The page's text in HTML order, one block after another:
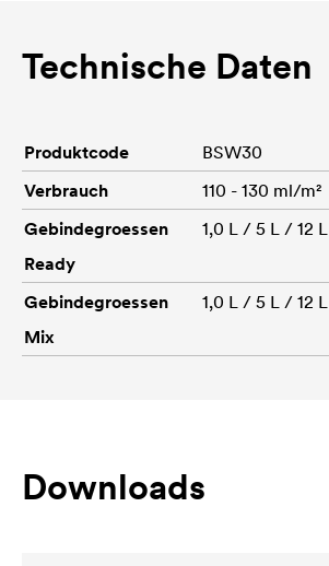
Technische Daten
Produktcode
BSW30
Verbrauch
110 - 130 ml/m²
Gebindegroessen
Ready
1,0 L / 5 L / 12 L
Gebindegroessen
Mix
1,0 L / 5 L / 12 L
Downloads